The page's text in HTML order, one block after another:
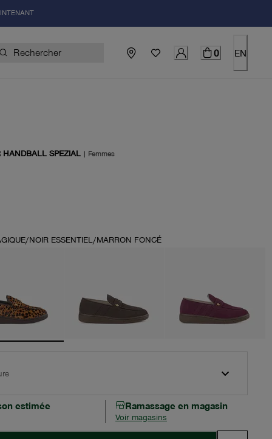
0 EN
HANDBALL SPEZIAL | Femmes
NOIR ESSENTIEL/MARRON FONCÉ
estimée Ramassage en magasin
Voir magasins